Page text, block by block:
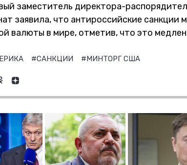
заместитель директора-
заявила, что антироссийские санкции
валюты в мире, отметив, что это
#САНКЦИИ #МИНТОРГ США